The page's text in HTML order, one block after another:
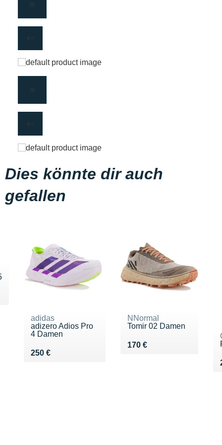
Dies könnte dir auch
gefallen
adidas
adizero Adios Pro
4 Damen
250 €
Vendu 250 €
NNormal
Tomir 02 Damen
170 €
Vendu 170 €